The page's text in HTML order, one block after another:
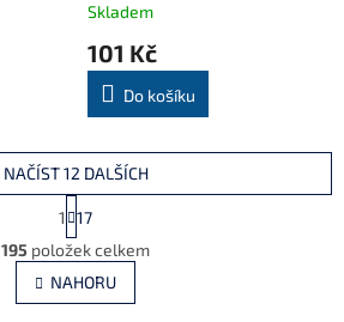
Skladem
101 Kč
Do košíku
O
v
l
á
NAČÍST 12 DALŠÍCH
t
r
á
n
k
1
17
195 položek celkem
NAHORU